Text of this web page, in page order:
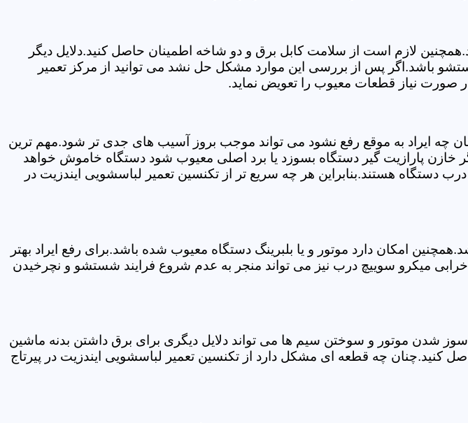
لازم است از سلامت کابل برق و دو شاخه اطمینان حاصل کنید.دلایل دیگر
باشد.اگر پس از بررسی این موارد مشکل حل نشد می توانید از مرکز تعمیر
صورت نیاز قطعات معیوب را تعویض نماید.
چه ایراد به موقع رفع نشود می تواند موجب بروز آسیب های جدی تر شود.مهم ترین
پارازیت گیر دستگاه بسوزد یا برد اصلی معیوب شود دستگاه خاموش خواهد
دستگاه هستند.بنابراین هر چه سریع تر از تکنسین تعمیر لباسشویی ایندزیت در
امکان دارد موتور و یا بلبرینگ دستگاه معیوب شده باشد.برای رفع ایراد بهتر
میکرو سوییچ درب نیز می تواند منجر به عدم شروع فرایند شستشو و نچرخیدن
شدن موتور و سوختن سیم ها می تواند دلایل دیگری برای برق داشتن بدنه ماشین
کنید.چنان چه قطعه ای مشکل دارد از تکنسین تعمیر لباسشویی ایندزیت در پیرتاج